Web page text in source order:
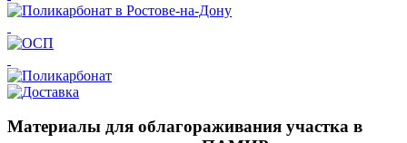
Материалы для облагораживания участка в